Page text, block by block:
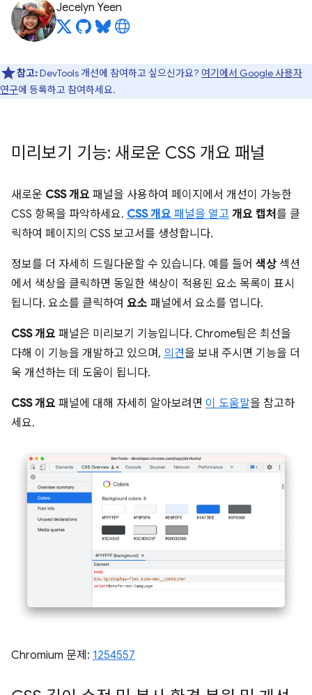
Jecelyn Yeen
참고:DevTools 개선에 참여하고 싶으신가요? 여기에서 Google 사용자
연구에 등록하고 참여하세요.
미리보기 기능: 새로운 CSS 개요 패널
새로운 CSS 개요 패널을 사용하여 페이지에서 개선이 가능한
CSS 항목을 파악하세요. CSS 개요 패널을 열고 개요 캡처 를 클
릭하여 페이지의 CSS 보고서를 생성합니다.
정보를 더 자세히 드릴다운할 수 있습니다. 예를 들어 색상 섹션
에서 색상을 클릭하면 동일한 색상이 적용된 요소 목록이 표시
됩니다. 요소를 클릭하여 요소 패널에서 요소를 엽니다.
CSS 개요 패널은 미리보기 기능입니다. Chrome팀은 최선을
다해 이 기능을 개발하고 있으며, 의견을 보내 주시면 기능을 더
욱 개선하는 데 도움이 됩니다.
CSS 개요 패널에 대해 자세히 알아보려면 이 도움말을 참고하
세요.
Chromium 문제: 1254557